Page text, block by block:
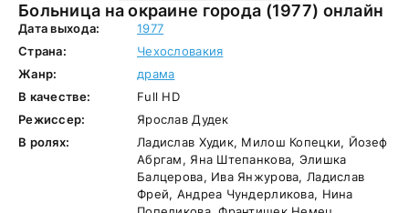
Больница на окраине города (1977) онлайн
Дата выхода:
1977
Страна:
Чехословакия
Жанр:
драма
В качестве:
Full HD
Режиссер:
Ярослав Дудек
В ролях:
Ладислав Худик, Милош Копецки, Йозеф
Абргам, Яна Штепанкова, Элишка
Балцерова, Ива Янжурова, Ладислав
Фрей, Андреа Чундерликова, Нина